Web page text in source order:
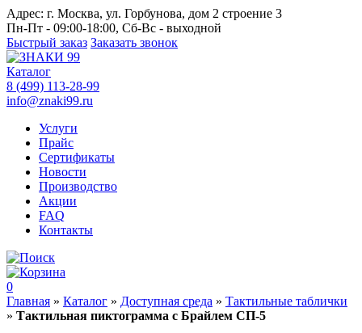
Адрес: г. Москва, ул. Горбунова, дом 2 строение 3
Пн-Пт - 09:00-18:00, Сб-Вс - выходной
Быстрый заказ Заказать звонок
Каталог
8 (499) 113-28-99
info@znaki99.ru
Услуги
Прайс
Сертификаты
Новости
Производство
Акции
FAQ
Контакты
0
Главная » Каталог » Доступная среда » Тактильные таблички
» Тактильная пиктограмма с Брайлем СП-5